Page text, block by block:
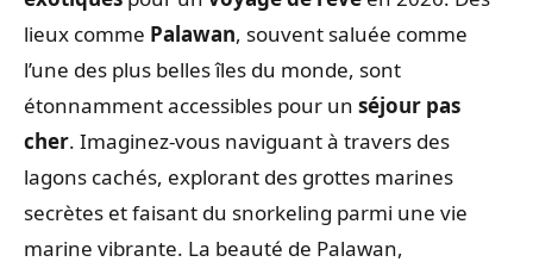
lieux comme Palawan, souvent saluée comme
l’une des plus belles îles du monde, sont
étonnamment accessibles pour un séjour pas
cher. Imaginez-vous naviguant à travers des
lagons cachés, explorant des grottes marines
secrètes et faisant du snorkeling parmi une vie
marine vibrante. La beauté de Palawan,